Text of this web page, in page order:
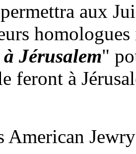
aux
Jérusalem"
feront à
American